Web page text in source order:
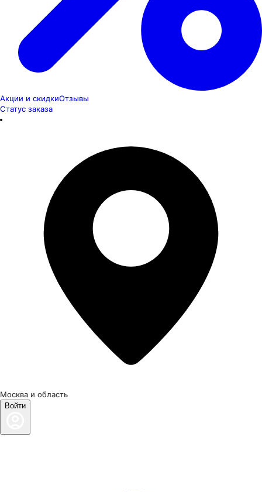
Акции и скидкиОтзывы
Статус заказа
Москва и область
Войти